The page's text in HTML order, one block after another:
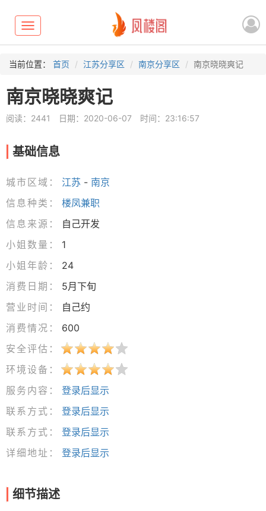
Toggle
navigation
当前位置： 首页 江苏分享区 南京分享区 南京晓晓爽记
南京晓晓爽记
阅读：2441 日期：2020-06-07 时间：23:16:57
基础信息
城市区域： 江苏 - 南京
信息种类：
楼凤兼职
信息来源：
自己开发
小姐数量：
1
小姐年龄：
24
消费日期：
5月下旬
营业时间：
自己约
消费情况：
600
安全评估：
环境设备：
服务内容：
登录后显示
联系方式：
登录后显示
联系方式：
登录后显示
详细地址：
登录后显示
细节描述